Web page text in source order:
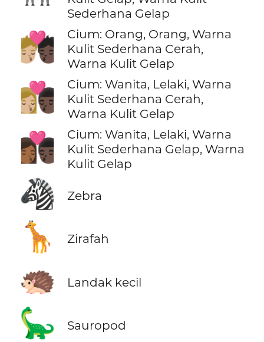
Sederhana Gelap
🧑🏼‍❤️‍💋‍🧑🏿
Cium: Orang, Orang, Warna
Kulit Sederhana Cerah,
Warna Kulit Gelap
👩🏼‍❤️‍💋‍👨🏿
Cium: Wanita, Lelaki, Warna
Kulit Sederhana Cerah,
Warna Kulit Gelap
👩🏾‍❤️‍💋‍👨🏿
Cium: Wanita, Lelaki, Warna
Kulit Sederhana Gelap, Warna
Kulit Gelap
🦓 Zebra
🦒 Zirafah
🦔 Landak kecil
🦕 Sauropod